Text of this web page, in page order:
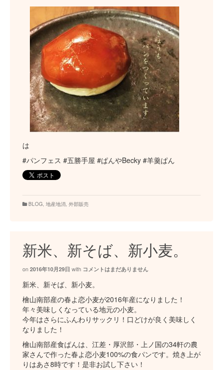
は
#パンフェス #五勝手屋 #ぱんやBecky #羊羹ぱん
BLOG, 地産地消, 外部販売
新米、新そば、新小麦。
on 2016年10月29日 with コメントはまだありません
新米、新そば、新小麦。
檜山南部産の春よ恋小麦が2016年産になりました！
年々美味しくなっている地元の小麦。
今年はさらにふんわりサックリ！口どけが良く美味しく
なりました！
檜山南部産食ぱんは、江差・厚沢部・上ノ国の34軒の農
家さんで作った春よ恋小麦100%の食パンです。焼き上が
りはあさ8時です！是非お試し下さい！